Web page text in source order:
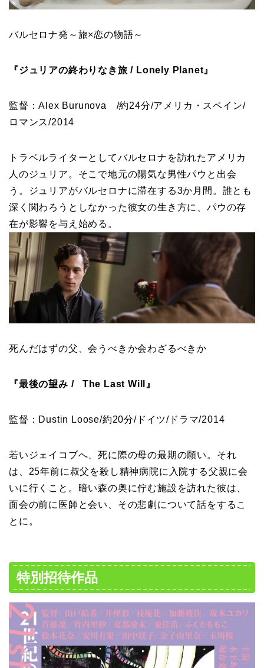
バルセロナ発～旅×恋の物語～
『ジュリアの終わりなき旅 / Lonely Planet』
監督：Alex Burunova /約24分/アメリカ・スペイン/
ロマンス/2014
トラベルライターとしてバルセロナを訪れたアメリカ
人のジュリア。そこで地元の陽気な男性パウと出会
う。ジュリアがバルセロナに滞在する3か月間。誰とも
深く関わろうとしなかった彼女の生き方に、パウの存
在が影響を与え始める。
死んだはずの父、会うべきか会わざるべきか
『最後の望み / The Last Will』
監督：Dustin Loose/約20分/ドイツ/ドラマ/2014
若いジェイコブへ、死に際の母の最期の願い。それ
は、25年前に叔父を殺し精神病院に入院する父親に会
いに行くこと。暗い森の奥に佇む施設を訪れた彼は、
面会の前に医師と会い、その悲劇について話をするこ
とに。
特別招待作品